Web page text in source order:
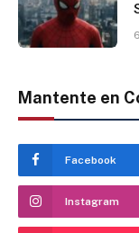
Mantente en
Facebook
Instagram